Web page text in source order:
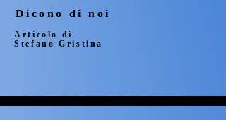
Dicono di noi
Dicono di noi
Articolo di
Stefano Gristina
Articolo di
Stefano Gristina